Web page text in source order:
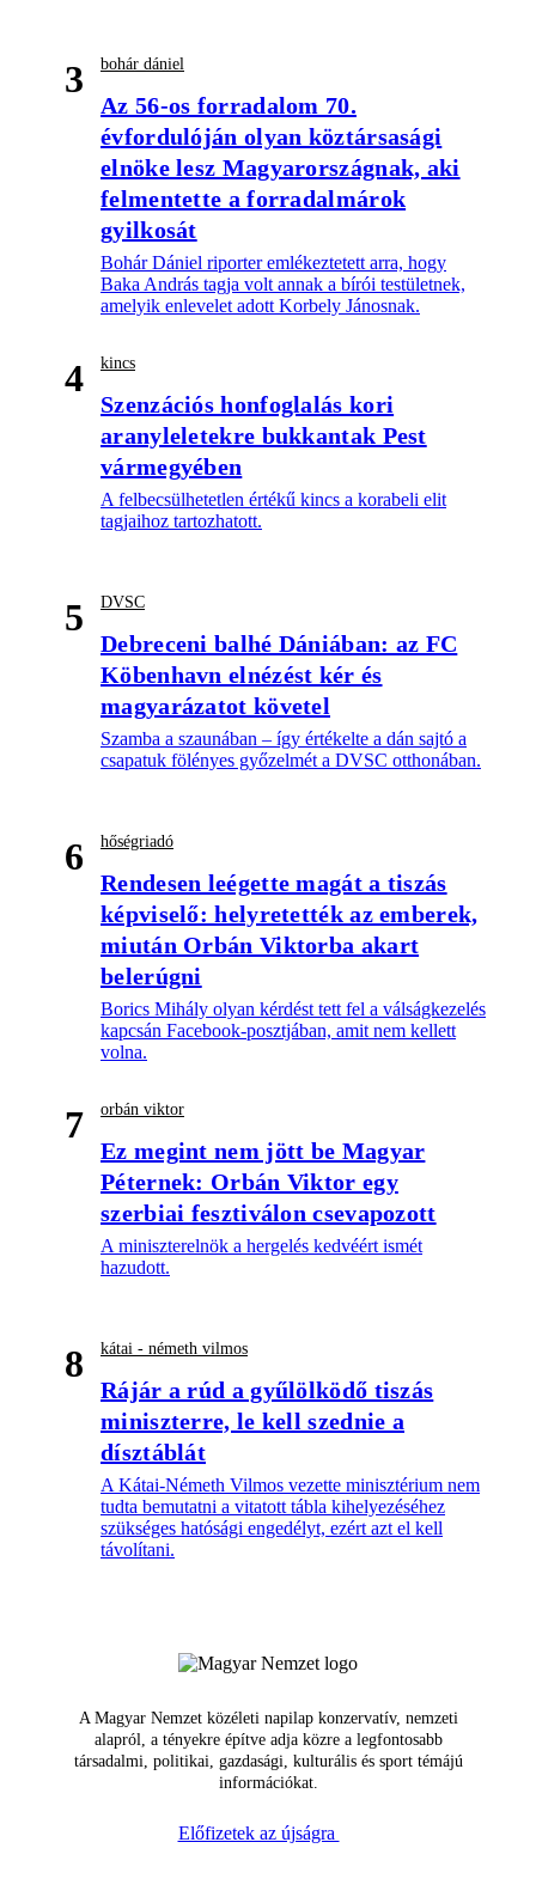
3 bohár dániel
Az 56-os forradalom 70.
évfordulóján olyan köztársasági
elnöke lesz Magyarországnak, aki
felmentette a forradalmárok
gyilkosát
Bohár Dániel riporter emlékeztetett arra, hogy
Baka András tagja volt annak a bírói testületnek,
amelyik enlevelet adott Korbely Jánosnak.
4 kincs
Szenzációs honfoglalás kori
aranyleletekre bukkantak Pest
vármegyében
A felbecsülhetetlen értékű kincs a korabeli elit
tagjaihoz tartozhatott.
5 DVSC
Debreceni balhé Dániában: az FC
Köbenhavn elnézést kér és
magyarázatot követel
Szamba a szaunában – így értékelte a dán sajtó a
csapatuk fölényes győzelmét a DVSC otthonában.
6 hőségriadó
Rendesen leégette magát a tiszás
képviselő: helyretették az emberek,
miután Orbán Viktorba akart
belerúgni
Borics Mihály olyan kérdést tett fel a válságkezelés
kapcsán Facebook-posztjában, amit nem kellett
volna.
7 orbán viktor
Ez megint nem jött be Magyar
Péternek: Orbán Viktor egy
szerbiai fesztiválon csevapozott
A miniszterelnök a hergelés kedvéért ismét
hazudott.
8 kátai - németh vilmos
Rájár a rúd a gyűlölködő tiszás
miniszterre, le kell szednie a
dísztáblát
A Kátai-Németh Vilmos vezette minisztérium nem
tudta bemutatni a vitatott tábla kihelyezéséhez
szükséges hatósági engedélyt, ezért azt el kell
távolítani.
A Magyar Nemzet közéleti napilap konzervatív, nemzeti
alapról, a tényekre építve adja közre a legfontosabb
társadalmi, politikai, gazdasági, kulturális és sport témájú
információkat.
Előfizetek az újságra